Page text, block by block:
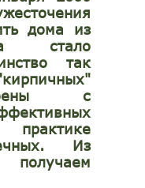
дома из
стало
так
с
Из